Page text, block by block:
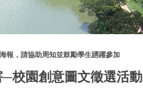
報，請協助周知並鼓勵學生踴躍參加
─校園創意圖文徵選活